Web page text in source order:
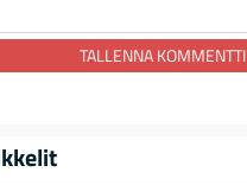
TALLENNA KOMMENTTI